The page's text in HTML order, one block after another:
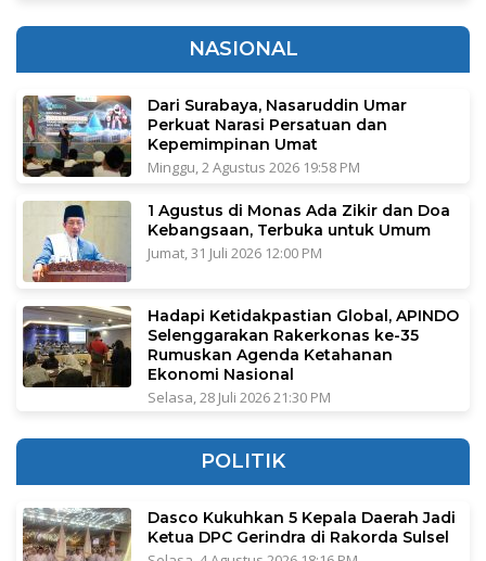
NASIONAL
Dari Surabaya, Nasaruddin Umar
Perkuat Narasi Persatuan dan
Kepemimpinan Umat
Minggu, 2 Agustus 2026 19:58 PM
1 Agustus di Monas Ada Zikir dan Doa
Kebangsaan, Terbuka untuk Umum
Jumat, 31 Juli 2026 12:00 PM
Hadapi Ketidakpastian Global, APINDO
Selenggarakan Rakerkonas ke-35
Rumuskan Agenda Ketahanan
Ekonomi Nasional
Selasa, 28 Juli 2026 21:30 PM
POLITIK
Dasco Kukuhkan 5 Kepala Daerah Jadi
Ketua DPC Gerindra di Rakorda Sulsel